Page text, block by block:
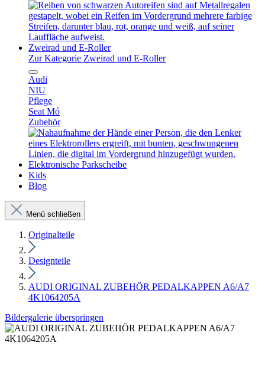
Zweirad und E-Roller
Zur Kategorie Zweirad und E-Roller
Audi
NIU
Pflege
Seat Mó
Zubehör
Elektronische Parkscheibe
Kids
Blog
Menü schließen
Originalteile
Designteile
AUDI ORIGINAL ZUBEHÖR PEDALKAPPEN A6/A7
4K1064205A
Bildergalerie überspringen